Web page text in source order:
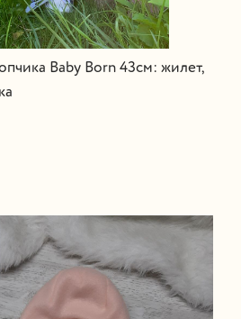
Baby Born 43см: жилет,